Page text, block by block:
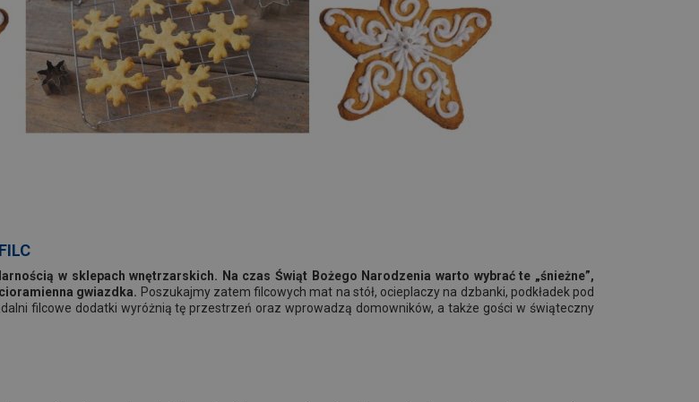
w sklepach wnętrzarskich. Na czas Świąt Bożego Narodzenia warto wybrać te „śnieżne”,
gwiazdka. Poszukajmy zatem filcowych mat na stół, ocieplaczy na dzbanki, podkładek pod
filcowe dodatki wyróżnią tę przestrzeń oraz wprowadzą domowników, a także gości w świąteczny